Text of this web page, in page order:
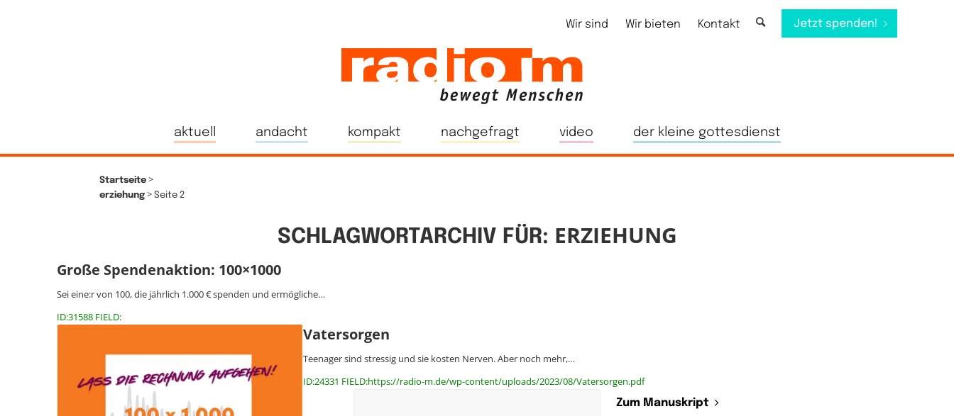
Wir sind Wir bieten Kontakt Jetzt spenden!
aktuell andacht kompakt nachgefragt video der kleine gottesdienst
Startseite >
erziehung > Seite 2
SCHLAGWORTARCHIV FÜR: ERZIEHUNG
Große Spendenaktion: 100×1000
Sei eine:r von 100, die jährlich 1.000 € spenden und ermögliche…
ID:31588 FIELD:
Vatersorgen
Teenager sind stressig und sie kosten Nerven. Aber noch mehr,…
ID:24331 FIELD:https://radio-m.de/wp-content/uploads/2023/08/Vatersorgen.pdf
Zum Manuskript